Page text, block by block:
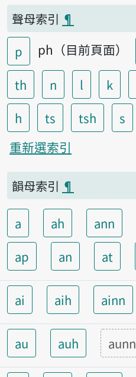
聲母索引 ¶
p
ph（目前頁面）
th
n l k
h
ts tsh s
重新選索引
韻母索引 ¶
a ah ann
ap
an at
ai aih ainn
au auh aunn